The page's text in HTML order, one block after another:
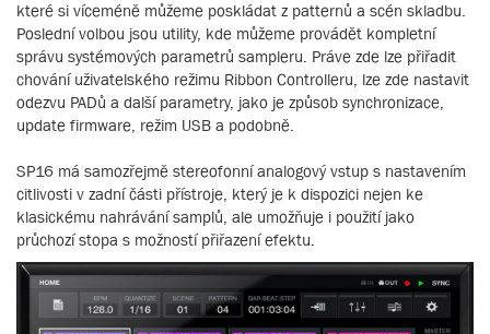
které si víceméně můžeme poskládat z patternů a scén skladbu.
Poslední volbou jsou utility, kde můžeme provádět kompletní
správu systémových parametrů sampleru. Práve zde lze přiřadit
chování uživatelského režimu Ribbon Controlleru, lze zde nastavit
odezvu PADů a další parametry, jako je způsob synchronizace,
update firmware, režim USB a podobně.
SP16 má samozřejmě stereofonní analogový vstup s nastavením
citlivosti v zadní části přístroje, který je k dispozici nejen ke
klasickému nahrávání samplů, ale umožňuje i použití jako
průchozí stopa s možností přiřazení efektu.